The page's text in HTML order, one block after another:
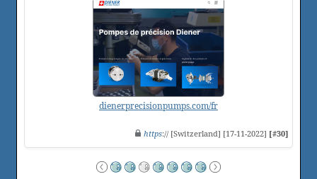
dienerprecisionpumps.com/fr
https:// [Switzerland] [17-11-2022] [#30]